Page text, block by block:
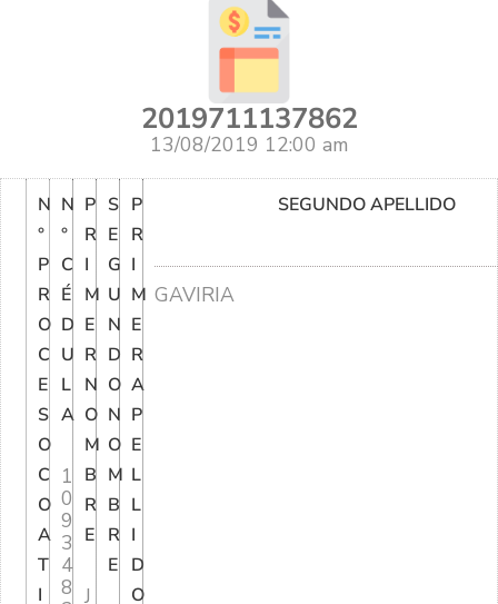
2019711137862
13/08/2019 12:00 am
N
°
P
R
O
C
E
S
O
C
O
A
T
I
N
°
C
É
D
U
L
A
1
0
9
3
4
8
P
R
I
M
E
R
N
O
M
B
R
E
J
S
E
G
U
N
D
O
N
O
M
B
R
E
P
R
I
M
E
R
A
P
E
L
L
I
D
O
SEGUNDO APELLIDO
GAVIRIA